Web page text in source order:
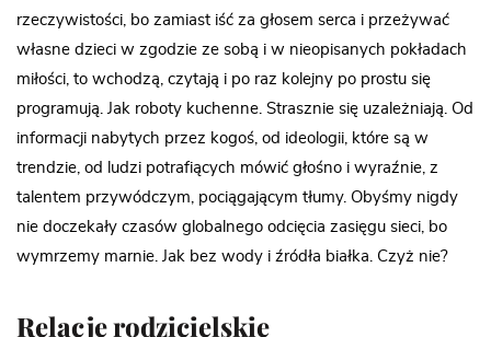
rzeczywistości, bo zamiast iść za głosem serca i przeżywać
własne dzieci w zgodzie ze sobą i w nieopisanych pokładach
miłości, to wchodzą, czytają i po raz kolejny po prostu się
programują. Jak roboty kuchenne. Strasznie się uzależniają. Od
informacji nabytych przez kogoś, od ideologii, które są w
trendzie, od ludzi potrafiących mówić głośno i wyraźnie, z
talentem przywódczym, pociągającym tłumy. Obyśmy nigdy
nie doczekały czasów globalnego odcięcia zasięgu sieci, bo
wymrzemy marnie. Jak bez wody i źródła białka. Czyż nie?
Relacje rodzicielskie